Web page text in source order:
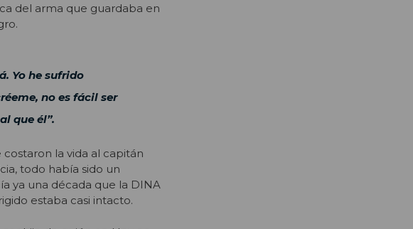
del arma que guardaba en
Yo he sufrido
no es fácil ser
que él”.
la vida al capitán
todo había sido un
ya una década que la DINA
estaba casi intacto.